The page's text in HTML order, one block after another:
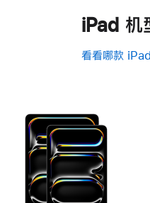
iPad 机
看看哪款